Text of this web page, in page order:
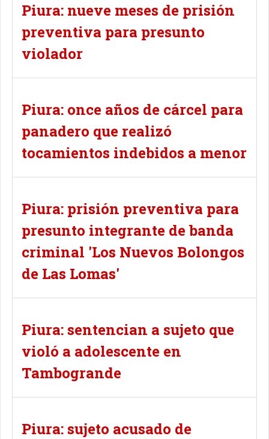
Piura: nueve meses de prisión
preventiva para presunto
violador
Piura: once años de cárcel para
panadero que realizó
tocamientos indebidos a menor
Piura: prisión preventiva para
presunto integrante de banda
criminal 'Los Nuevos Bolongos
de Las Lomas'
Piura: sentencian a sujeto que
violó a adolescente en
Tambogrande
Piura: sujeto acusado de